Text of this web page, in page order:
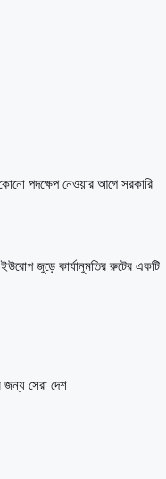
পদক্ষেপ নেওয়ার আগে সরকারি
জুড়ে কার্যানুমতির রুটের একটি
জন্য সেরা দেশ